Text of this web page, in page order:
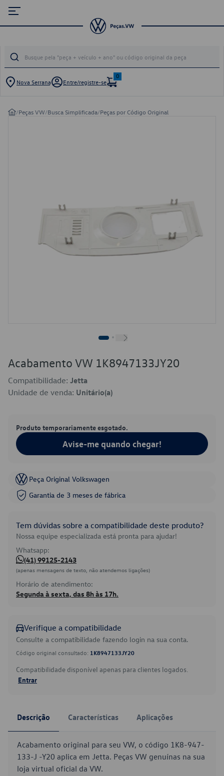
Nova Serrana Entre/registre-se
0
/Peças VW/Busca Simplificada/Peças por Código Original
Acabamento VW 1K8947133JY20
Compatibilidade: Jetta
Unidade de venda: Unitário(a)
Produto temporariamente esgotado.
Avise-me quando chegar!
Peça Original Volkswagen
Garantia de 3 meses de fábrica
Tem dúvidas sobre a compatibilidade deste produto?
Nossa equipe especializada está pronta para ajudar!
Whatsapp:
(41) 99125-2143
(apenas mensagens de texto, não atendemos ligações)
Horário de atendimento:
Segunda à sexta, das 8h às 17h.
Verifique a compatibilidade
Consulte a compatibilidade fazendo login na sua conta.
Código original consultado: 1K8947133JY20
Compatibilidade disponível apenas para clientes logados.
Entrar
Descrição Características Aplicações
Acabamento original para seu VW, o código 1K8-947-
133-J -Y20 aplica em Jetta. Peças VW genuínas na sua
loja virtual oficial da VW.